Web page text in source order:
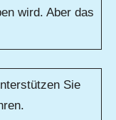
wird. Aber das
Sie